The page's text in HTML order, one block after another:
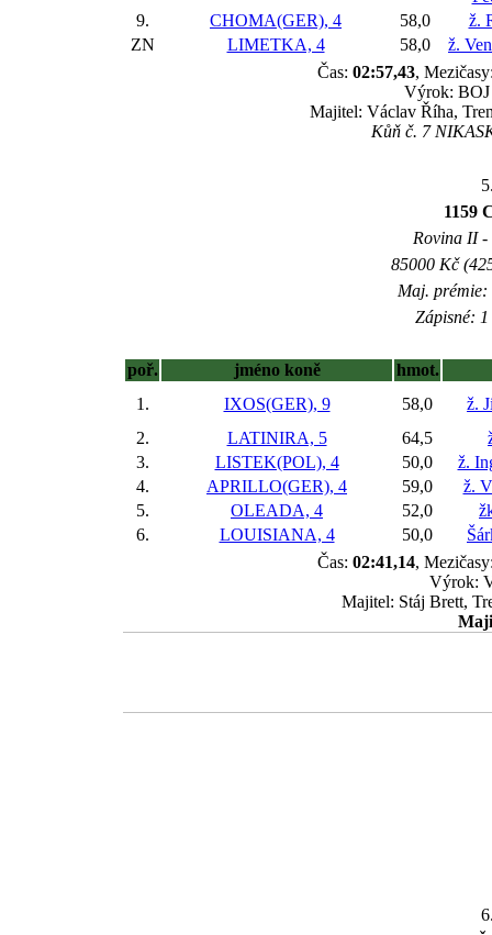
9.
CHOMA(GER), 4 58,0
ž.
ZN
LIMETKA, 4 58,0
ž.
Čas: 02:57,43,
Výrok: BOJ
Majitel: Václav Říha,
Kůň č. 7
1159
Rovina II -
85000 Kč
Maj. prémie:
Zápisné:
poř. jméno koně
hmot.
1.
IXOS(GER), 9 58,0
ž.
2.
LATINIRA, 5 64,5
3.
LISTEK(POL), 4 50,0
ž.
4.
APRILLO(GER), 4 59,0
ž.
5.
OLEADA, 4 52,0
6.
LOUISIANA, 4 50,0
Čas: 02:41,14,
Výrok:
Majitel: Stáj Brett,